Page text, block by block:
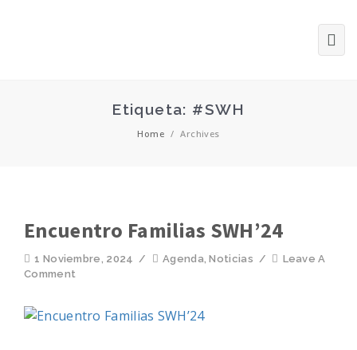
Etiqueta: #SWH
Home / Archives
Encuentro Familias SWH’24
1 Noviembre, 2024 / Agenda,Noticias /
Leave A
Comment